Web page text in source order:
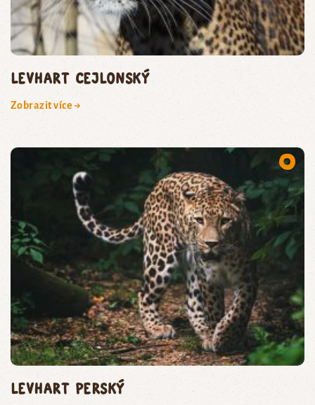
levhart cejlonský
Zobrazit více →
levhart perský